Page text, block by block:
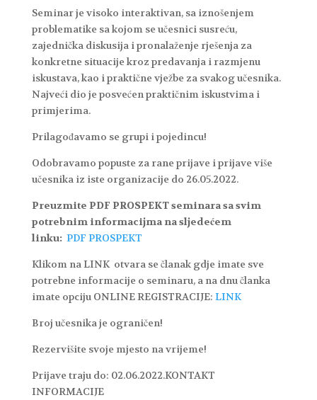
Seminar je visoko interaktivan, sa iznošenjem
problematike sa kojom se učesnici susreću,
zajednička diskusija i pronalaženje rješenja za
konkretne situacije kroz predavanja i razmjenu
iskustava, kao i praktične vježbe za svakog učesnika.
Najveći dio je posvećen praktičnim iskustvima i
primjerima.
Prilagođavamo se grupi i pojedincu!
Odobravamo popuste za rane prijave i prijave više
učesnika iz iste organizacije do 26.05.2022.
Preuzmite PDF PROSPEKT seminara sa svim
potrebnim informacijma na sljedećem
linku: PDF PROSPEKT
Klikom na LINK otvara se članak gdje imate sve
potrebne informacije o seminaru, a na dnu članka
imate opciju ONLINE REGISTRACIJE: LINK
Broj učesnika je ograničen!
Rezervišite svoje mjesto na vrijeme!
Prijave traju do: 02.06.2022.KONTAKT
INFORMACIJE